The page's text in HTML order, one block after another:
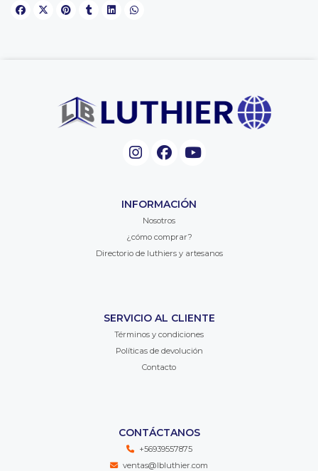
INFORMACIÓN
Nosotros
¿cómo comprar?
Directorio de luthiers y artesanos
SERVICIO AL CLIENTE
Términos y condiciones
Políticas de devolución
Contacto
CONTÁCTANOS
+56939557875
ventas@lbluthier.com